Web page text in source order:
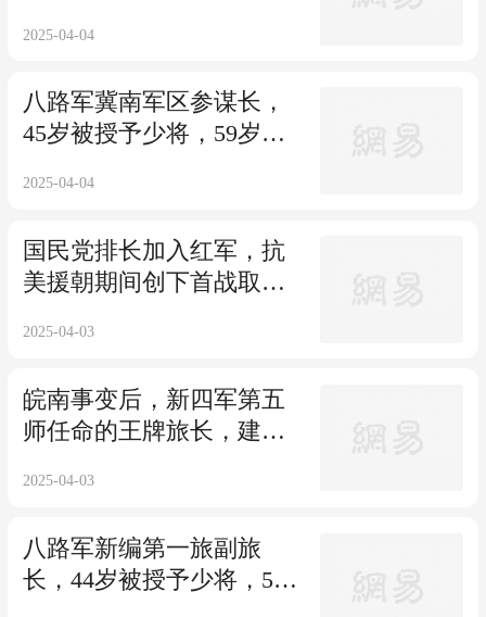
2025-04-04
八路军冀南军区参谋长，
45岁被授予少将，59岁被
2025-04-04
国民党排长加入红军，抗
美援朝期间创下首战取胜
2025-04-03
皖南事变后，新四军第五
师任命的王牌旅长，建国
2025-04-03
八路军新编第一旅副旅
长，44岁被授予少将，56